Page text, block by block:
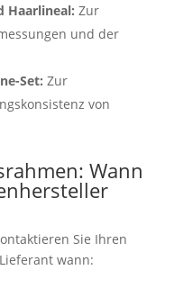
Haarlineal: Zur
und der
Set: Zur
von
Wann
Sie Ihren
Lieferant wann: